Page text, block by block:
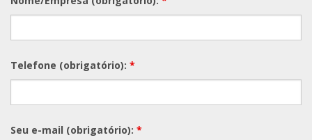
Telefone (obrigatório): *
Seu e-mail (obrigatório): *